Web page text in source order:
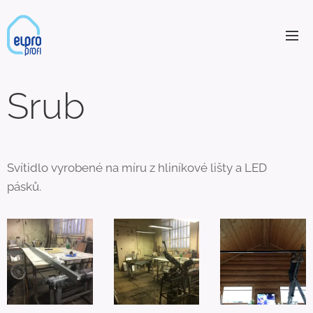
Srub
Svítidlo vyrobené na míru z hliníkové lišty a LED
pásků.